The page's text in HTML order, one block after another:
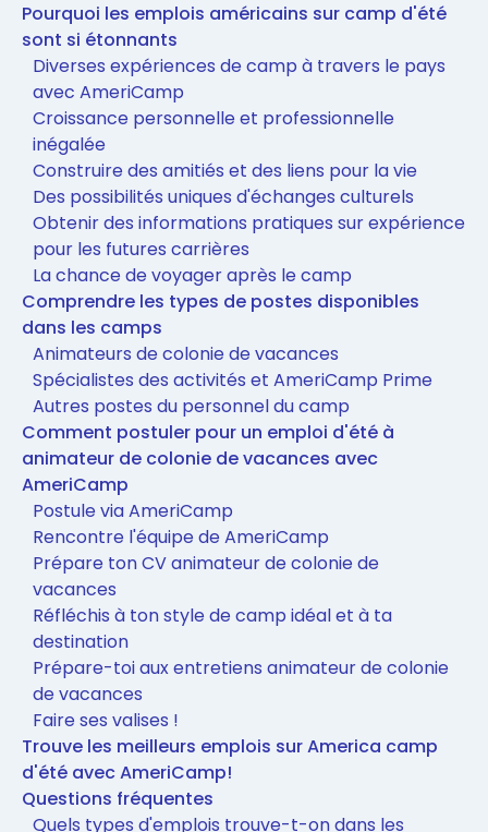
Pourquoi les emplois américains sur camp d'été
sont si étonnants
Diverses expériences de camp à travers le pays
avec AmeriCamp
Croissance personnelle et professionnelle
inégalée
Construire des amitiés et des liens pour la vie
Des possibilités uniques d'échanges culturels
Obtenir des informations pratiques sur expérience
pour les futures carrières
La chance de voyager après le camp
Comprendre les types de postes disponibles
dans les camps
Animateurs de colonie de vacances
Spécialistes des activités et AmeriCamp Prime
Autres postes du personnel du camp
Comment postuler pour un emploi d'été à
animateur de colonie de vacances avec
AmeriCamp
Postule via AmeriCamp
Rencontre l'équipe de AmeriCamp
Prépare ton CV animateur de colonie de
vacances
Réfléchis à ton style de camp idéal et à ta
destination
Prépare-toi aux entretiens animateur de colonie
de vacances
Faire ses valises !
Trouve les meilleurs emplois sur America camp
d'été avec AmeriCamp!
Questions fréquentes
Quels types d'emplois trouve-t-on dans les